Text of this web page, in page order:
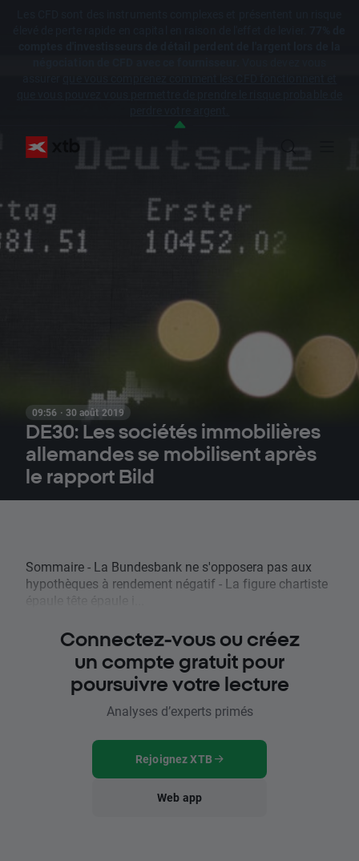
09:56 · 30 août 2019
DE30: Les sociétés immobilières
allemandes se mobilisent après
le rapport Bild
Sommaire - La Bundesbank ne s'opposera pas aux
hypothèques à rendement négatif - La figure chartiste
épaule tête épaule i...
Connectez-vous ou créez
un compte gratuit pour
poursuivre votre lecture
Analyses d’experts primés
Rejoignez XTB
Web app